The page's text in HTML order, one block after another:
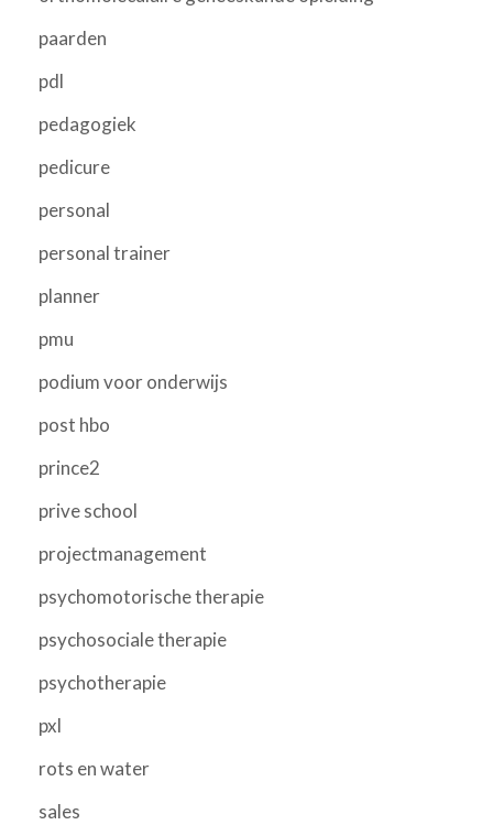
paarden
pdl
pedagogiek
pedicure
personal
personal trainer
planner
pmu
podium voor onderwijs
post hbo
prince2
prive school
projectmanagement
psychomotorische therapie
psychosociale therapie
psychotherapie
pxl
rots en water
sales